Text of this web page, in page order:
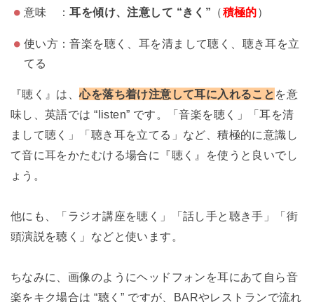
意味 ：耳を傾け、注意して “きく” （積極的）
使い方：音楽を聴く、耳を清まして聴く、聴き耳を立
てる
『聴く』は、心を落ち着け注意して耳に入れること を意
味し、英語では “listen” です。「音楽を聴く」「耳を清
まして聴く」「聴き耳を立てる」など、積極的に意識し
て音に耳をかたむける場合に『聴く』を使うと良いでし
ょう。
他にも、「ラジオ講座を聴く」「話し手と聴き手」「街
頭演説を聴く」などと使います。
ちなみに、画像のようにヘッドフォンを耳にあて自ら音
楽をキク場合は “聴く” ですが、BARやレストランで流れ